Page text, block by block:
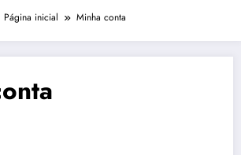
Página inicial Minha conta